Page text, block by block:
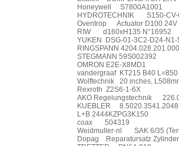
Honeywell
S7800A1001
HYDROTECHNIK
S150-
Oventrop
Actuator D100
RIW
d160xH135 N°16952
YUKEN
DSG-01-3C2-D24-N1-
RINGSPANN
STEGMANN 59S002392
OMRON E2E-X8MD1
vandergraaf KT215 B40
Wolftechnik
20 inches,
Rexroth Z2S6-1-6X
AKO Regelungstechnik
KUEBLER
L+B 2444KZPG3K150
coax
504319
Weidmuller-nl
SAK 6/35
Dopag
Reparatursatz